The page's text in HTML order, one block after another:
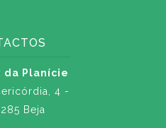
da Planície
4 -
Beja